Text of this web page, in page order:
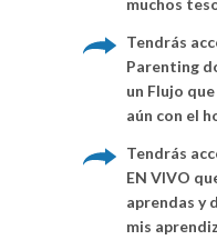
muchos
Tendrás
Parenting
un Flujo
aún con el
Tendrás
EN VIVO
aprendas y
mis